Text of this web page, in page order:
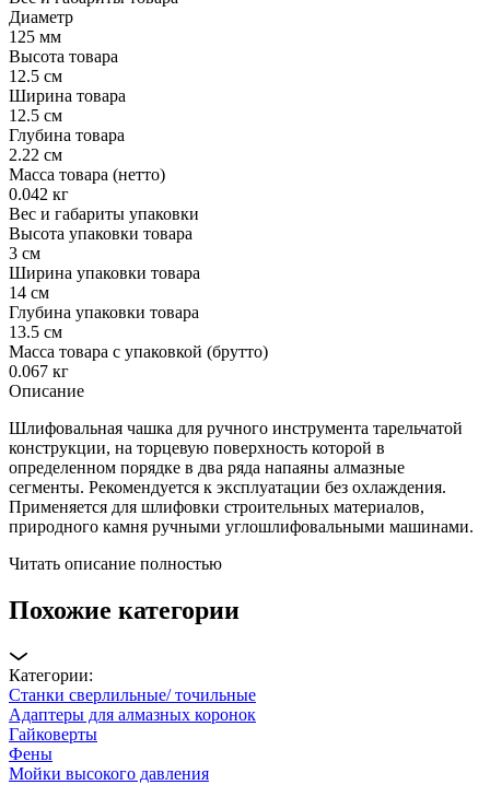
Диаметр
125 мм
Высота товара
12.5 см
Ширина товара
12.5 см
Глубина товара
2.22 см
Масса товара (нетто)
0.042 кг
Вес и габариты упаковки
Высота упаковки товара
3 см
Ширина упаковки товара
14 см
Глубина упаковки товара
13.5 см
Масса товара с упаковкой (брутто)
0.067 кг
Описание
Шлифовальная чашка для ручного инструмента тарельчатой
конструкции, на торцевую поверхность которой в
определенном порядке в два ряда напаяны алмазные
сегменты. Рекомендуется к эксплуатации без охлаждения.
Применяется для шлифовки строительных материалов,
природного камня ручными углошлифовальными машинами.
Читать описание полностью
Похожие категории
Категории:
Станки сверлильные/ точильные
Адаптеры для алмазных коронок
Гайковерты
Фены
Мойки высокого давления